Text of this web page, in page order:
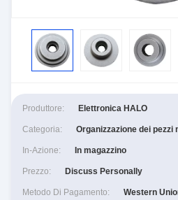
Produttore: Elettronica HALO
Categoria: Organizzazione dei pezzi
In-Azione: In magazzino
Prezzo: Discuss Personally
Metodo Di Pagamento: Western